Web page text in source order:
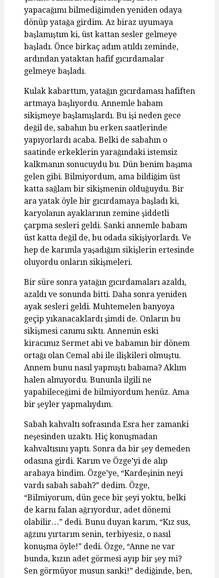
yapacağımı bilmediğimden yeniden odaya
dönüp yatağa girdim. Az biraz uyumaya
başlamıştım ki, üst kattan sesler gelmeye
başladı. Önce birkaç adım atıldı zeminde,
ardından yataktan hafif gıcırdamalar
gelmeye başladı.
Kulak kabarttım, yatağın gıcırdaması hafiften
artmaya başlıyordu. Annemle babam
sikişmeye başlamışlardı. Bu işi neden gece
değil de, sabahın bu erken saatlerinde
yapıyorlardı acaba. Belki de sabahın o
saatinde erkeklerin yarağındaki istemsiz
kalkmanın sonucuydu bu. Dün benim başıma
gelen gibi. Bilmiyordum, ama bildiğim üst
katta sağlam bir sikişmenin olduğuydu. Bir
ara yatak öyle bir gıcırdamaya başladı ki,
karyolanın ayaklarının zemine şiddetli
çarpma sesleri geldi. Sanki annemle babam
üst katta değil de, bu odada sikişiyorlardı. Ve
hep de karımla yaşadığım sikişlerin ertesinde
oluyordu onların sikişmeleri.
Bir süre sonra yatağın gıcırdamaları azaldı,
azaldı ve sonunda bitti. Daha sonra yeniden
ayak sesleri geldi. Muhtemelen banyoya
geçip yıkanacaklardı şimdi de. Onların bu
sikişmesi canımı sıktı. Annemin eski
kiracımız Sermet abi ve babamın bir dönem
ortağı olan Cemal abi ile ilişkileri olmuştu.
Annem bunu nasıl yapmıştı babama? Aklım
halen almıyordu. Bununla ilgili ne
yapabileceğimi de bilmiyordum henüz. Ama
bir şeyler yapmalıydım.
Sabah kahvaltı sofrasında Esra her zamanki
neşesinden uzaktı. Hiç konuşmadan
kahvaltısını yaptı. Sonra da bir şey demeden
odasına girdi. Karım ve Özge’yi de alıp
arabaya bindim. Özge’ye, “Kardeşinin neyi
vardı sabah sabah?” dedim. Özge,
“Bilmiyorum, dün gece bir şeyi yoktu, belki
de karnı falan ağrıyordur, adet dönemi
olabilir…” dedi. Bunu duyan karım, “Kız sus,
ağzını yırtarım senin, terbiyesiz, o nasıl
konuşma öyle!” dedi. Özge, “Anne ne var
bunda, kızın adet görmesi ayıp bir şey mi?
Sen görmüyor musun sanki!” dediğinde, ben,